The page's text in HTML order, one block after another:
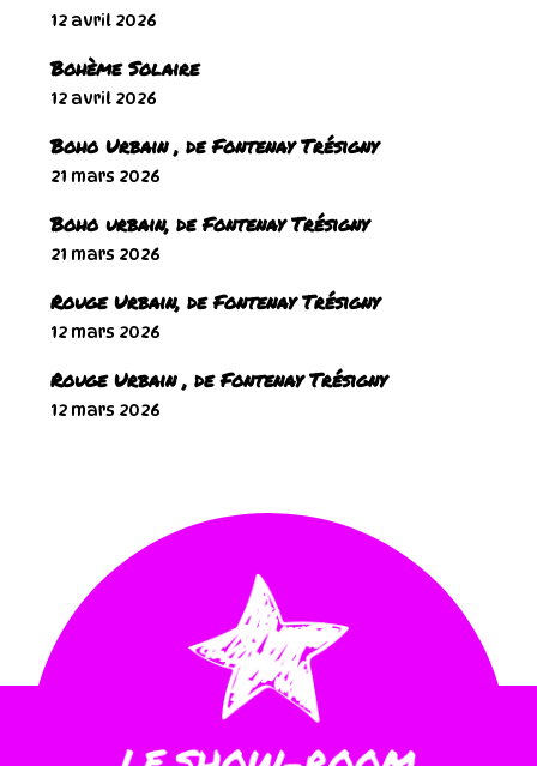
12 avril 2026
Bohème Solaire
12 avril 2026
Boho Urbain , de Fontenay Trésigny
21 mars 2026
Boho urbain, de Fontenay Trésigny
21 mars 2026
Rouge Urbain, de Fontenay Trésigny
12 mars 2026
Rouge Urbain , de Fontenay Trésigny
12 mars 2026